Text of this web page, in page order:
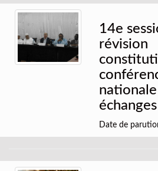
14e
révision
échanges
Date de